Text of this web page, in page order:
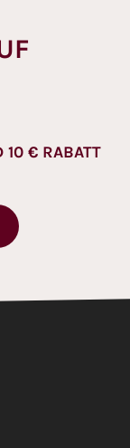
10 € RABATT